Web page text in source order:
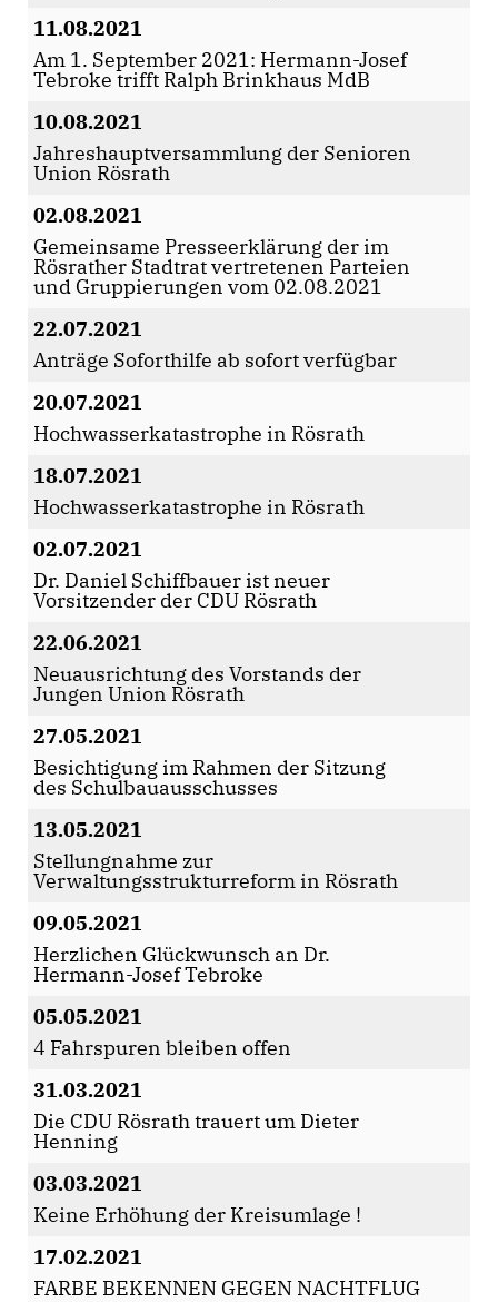
11.08.2021
Am 1. September 2021: Hermann-Josef
Tebroke trifft Ralph Brinkhaus MdB
10.08.2021
Jahreshauptversammlung der Senioren
Union Rösrath
02.08.2021
Gemeinsame Presseerklärung der im
Rösrather Stadtrat vertretenen Parteien
und Gruppierungen vom 02.08.2021
22.07.2021
Anträge Soforthilfe ab sofort verfügbar
20.07.2021
Hochwasserkatastrophe in Rösrath
18.07.2021
Hochwasserkatastrophe in Rösrath
02.07.2021
Dr. Daniel Schiffbauer ist neuer
Vorsitzender der CDU Rösrath
22.06.2021
Neuausrichtung des Vorstands der
Jungen Union Rösrath
27.05.2021
Besichtigung im Rahmen der Sitzung
des Schulbauausschusses
13.05.2021
Stellungnahme zur
Verwaltungsstrukturreform in Rösrath
09.05.2021
Herzlichen Glückwunsch an Dr.
Hermann-Josef Tebroke
05.05.2021
4 Fahrspuren bleiben offen
31.03.2021
Die CDU Rösrath trauert um Dieter
Henning
03.03.2021
Keine Erhöhung der Kreisumlage !
17.02.2021
FARBE BEKENNEN GEGEN NACHTFLUG